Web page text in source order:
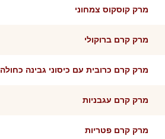
מרק קוסקוס צמחוני
מרק קרם ברוקולי
מרק קרם כרובית עם כיסוני גבינה כחולה
מרק קרם עגבניות
מרק קרם פטריות